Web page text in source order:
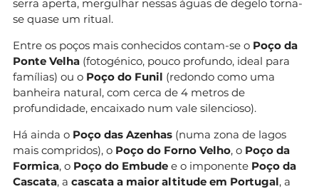
serra aperta, mergulhar nessas águas de degelo torna-
se quase um ritual.
Entre os poços mais conhecidos contam-se o Poço da
Ponte Velha (fotogénico, pouco profundo, ideal para
famílias) ou o Poço do Funil (redondo como uma
banheira natural, com cerca de 4 metros de
profundidade, encaixado num vale silencioso).
Há ainda o Poço das Azenhas (numa zona de lagos
mais compridos), o Poço do Forno Velho, o Poço da
Formica, o Poço do Embude e o imponente Poço da
Cascata, a cascata a maior altitude em Portugal, a